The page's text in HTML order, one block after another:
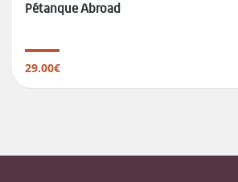
Pétanque Abroad
29.00€